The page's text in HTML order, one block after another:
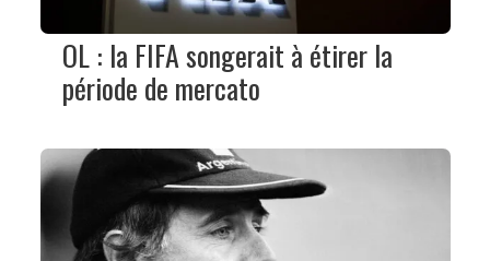
OL : la FIFA songerait à étirer la
période de mercato